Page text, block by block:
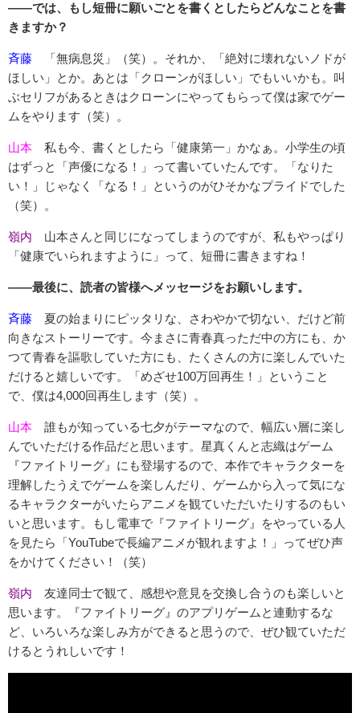
――では、もし短冊に願いごとを書くとしたらどんなことを書
きますか？
斉藤 「無病息災」（笑）。それか、「絶対に壊れないノドが
ほしい」とか。あとは「クローンがほしい」でもいいかも。叫
ぶセリフがあるときはクローンにやってもらって僕は家でゲー
ムをやります（笑）。
山本 私も今、書くとしたら「健康第一」かなぁ。小学生の頃
はずっと「声優になる！」って書いていたんです。「なりた
い！」じゃなく「なる！」というのがひそかなプライドでした
（笑）。
嶺内 山本さんと同じになってしまうのですが、私もやっぱり
「健康でいられますように」って、短冊に書きますね！
――最後に、読者の皆様へメッセージをお願いします。
斉藤 夏の始まりにピッタリな、さわやかで切ない、だけど前
向きなストーリーです。今まさに青春真っただ中の方にも、か
つて青春を謳歌していた方にも、たくさんの方に楽しんでいた
だけると嬉しいです。「めざせ100万回再生！」ということ
で、僕は4,000回再生します（笑）。
山本 誰もが知っている七夕がテーマなので、幅広い層に楽し
んでいただける作品だと思います。星真くんと志織はゲーム
『ファイトリーグ』にも登場するので、本作でキャラクターを
理解したうえでゲームを楽しんだり、ゲームから入って気にな
るキャラクターがいたらアニメを観ていただいたりするのもい
いと思います。もし電車で『ファイトリーグ』をやっている人
を見たら「YouTubeで長編アニメが観れますよ！」ってぜひ声
をかけてください！（笑）
嶺内 友達同士で観て、感想や意見を交換し合うのも楽しいと
思います。『ファイトリーグ』のアプリゲームと連動するな
ど、いろいろな楽しみ方ができると思うので、ぜひ観ていただ
けるとうれしいです！